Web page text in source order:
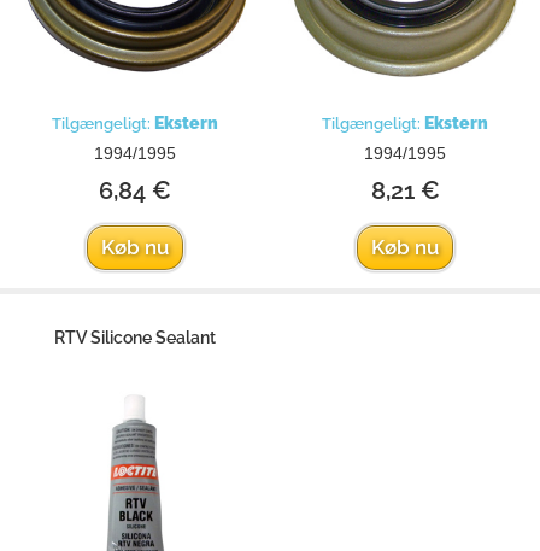
Tilgængeligt: Ekstern
1994/1995
6,84 €
Køb nu
Tilgængeligt: Ekstern
1994/1995
8,21 €
Køb nu
RTV Silicone Sealant